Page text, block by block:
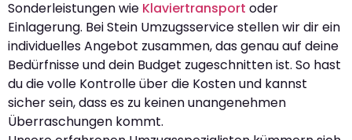
Sonderleistungen wie Klaviertransport oder
Einlagerung. Bei Stein Umzugsservice stellen wir dir ein
individuelles Angebot zusammen, das genau auf deine
Bedürfnisse und dein Budget zugeschnitten ist. So hast
du die volle Kontrolle über die Kosten und kannst
sicher sein, dass es zu keinen unangenehmen
Überraschungen kommt.